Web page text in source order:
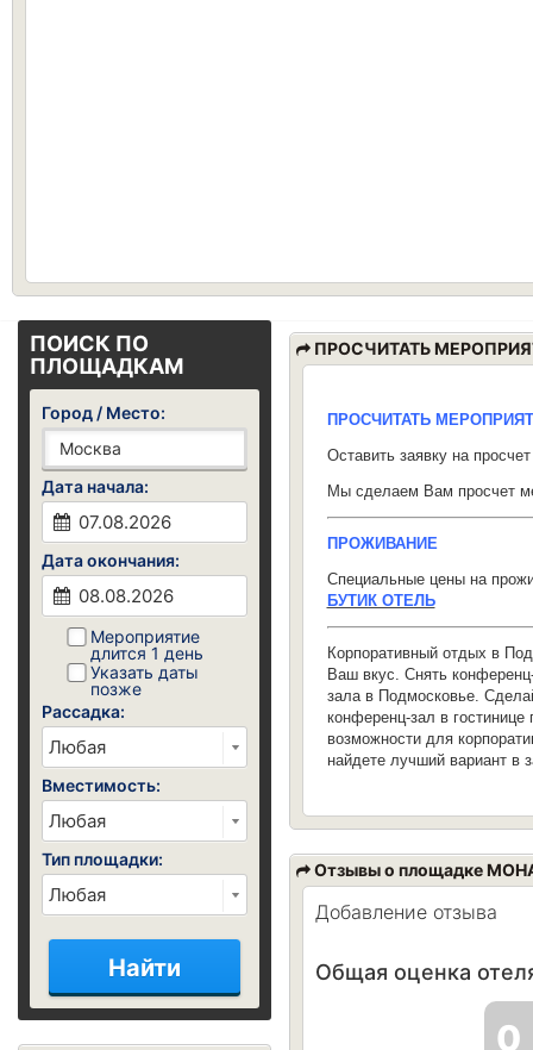
ПОИСК ПО
ПЛОЩАДКАМ
Город / Место:
Дата начала:
Дата окончания:
Мероприятие
длится 1 день
Указать даты
позже
Рассадка:
Вместимость:
Тип площадки:
Найти
ПРОСЧИТАТЬ
ПРОСЧИТАТЬ
Оставить заявку на
Мы сделаем Вам просчет
ПРОЖИВАНИЕ
Специальные цены на
БУТИК ОТЕЛЬ
Корпоративный отдых в
Ваш вкус. Снять
зала в Подмосковье.
конференц-зал в
возможности для
найдете лучший вариант в
Отзывы о площадке МОНА
Добавление отзыва
Общая оценка
0